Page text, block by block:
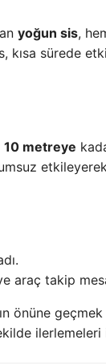
yoğun sis,
kısa sürede
10 metreye
araç takip
önüne
ilerlemeleri